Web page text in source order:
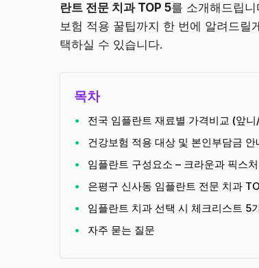
란트 전문 치과 TOP 5를 소개해드립
보험 적용 꿀팁까지 한 번에 알려드릴
택하실 수 있습니다.
목차
전국 임플란트 재료별 가격비교 (앞
건강보험 적용 대상 및 본인부담금 안
임플란트 구성요소 – 크라운과 픽스
은평구 신사동 임플란트 전문 치과
임플란트 치과 선택 시 체크리스트 5
자주 묻는 질문